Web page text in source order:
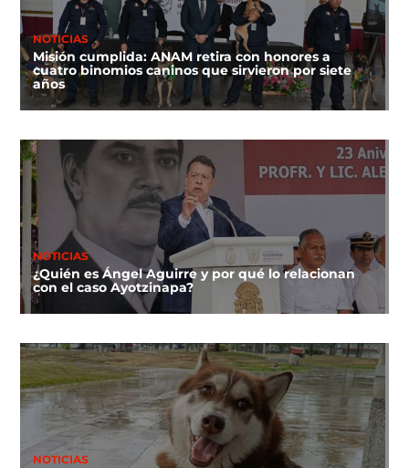
NOTICIAS
Misión cumplida: ANAM retira con honores a
cuatro binomios caninos que sirvieron por siete
años
NOTICIAS
¿Quién es Ángel Aguirre y por qué lo relacionan
con el caso Ayotzinapa?
NOTICIAS